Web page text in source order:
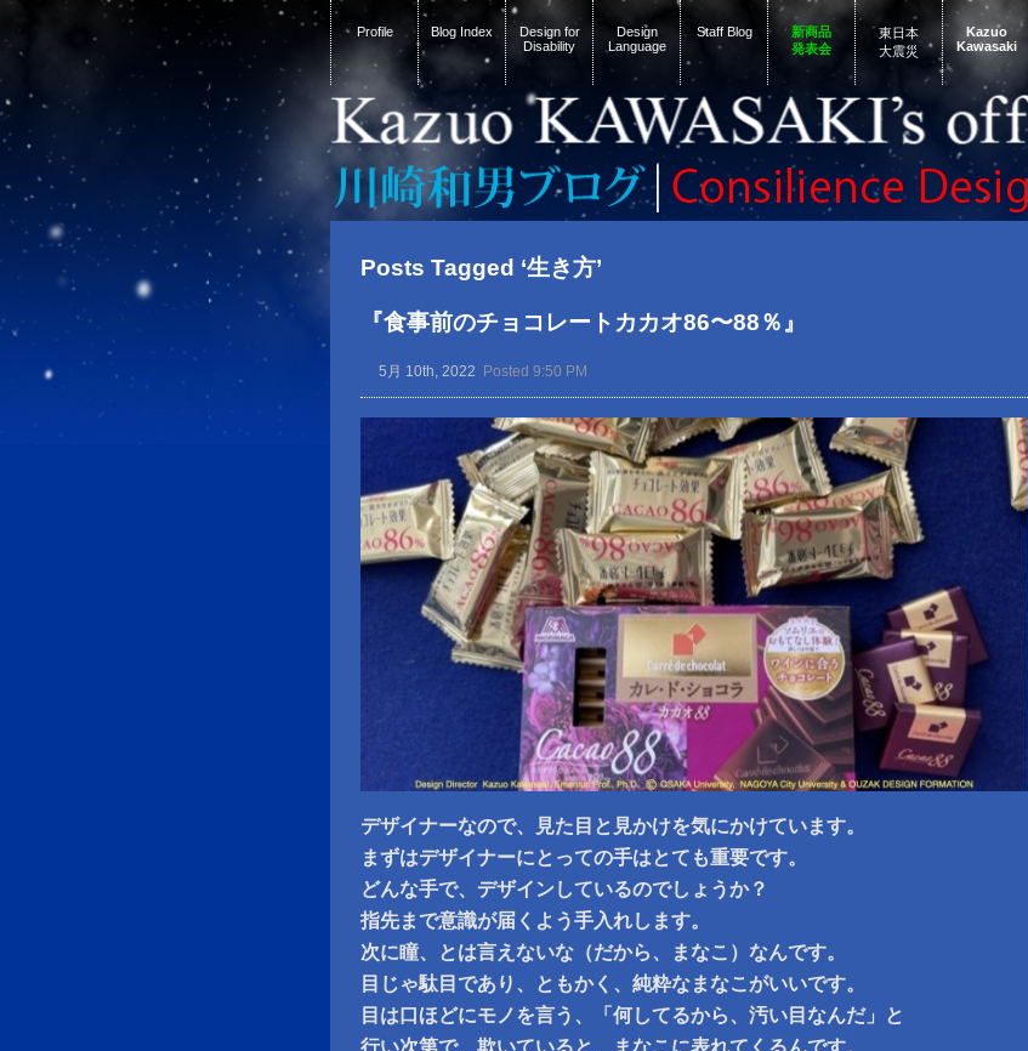
Profile Blog Index
Design for
Disability
Design
Language
Staff Blog
新商品
発表会
東日本
大震災
Kazuo
Kawasaki
Posts Tagged ‘生き方’
『食事前のチョコレートカカオ86〜88％』
5月 10th, 2022 Posted 9:50 PM
デザイナーなので、見た目と見かけを気にかけています。
まずはデザイナーにとっての手はとても重要です。
どんな手で、デザインしているのでしょうか？
指先まで意識が届くよう手入れします。
次に瞳、とは言えないな（だから、まなこ）なんです。
目じゃ駄目であり、ともかく、純粋なまなこがいいです。
目は口ほどにモノを言う、「何してるから、汚い目なんだ」と
行い次第で、欺いていると、まなこに表れてくるんです。